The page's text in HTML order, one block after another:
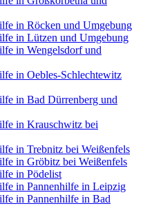
in Röcken und Umgebung
in Lützen und Umgebung
in Wengelsdorf und
in Oebles-Schlechtewitz
in Bad Dürrenberg und
in Krauschwitz bei
in Trebnitz bei Weißenfels
in Gröbitz bei Weißenfels
in Pödelist
in Pannenhilfe in Leipzig
in Pannenhilfe in Bad